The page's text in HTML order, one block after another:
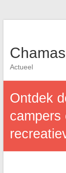
Actueel
Ontdek
campers